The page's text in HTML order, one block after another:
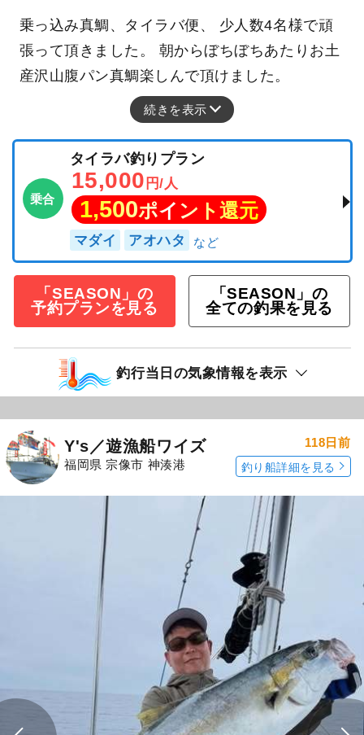
乗っ込み真鯛、タイラバ便、 少人数4名様で頑
張って頂きました。 朝からぼちぼちあたりお土
産沢山腹パン真鯛楽しんで頂けました。
続きを表示
乗合
タイラバ釣りプラン
15,000 円/人
1,500ポイント還元
マダイ アオハタ
「SEASON」の
予約プランを見る
「SEASON」の
全ての釣果を見る
釣行当日の気象情報を表示
Y's／遊漁船ワイズ
福岡県 宗像市 神湊港
118日前
釣り船詳細を見る